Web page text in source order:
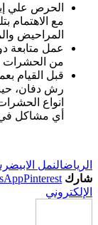
الحرص علي
مع الاهتمام
المراحيض
عمل متابعة
من الحشرات
قبل القيام
رش دفان،
انواع
أي مشاكل
الرياضالنمل الابيض
شارك Pinterest
الإلكتروني